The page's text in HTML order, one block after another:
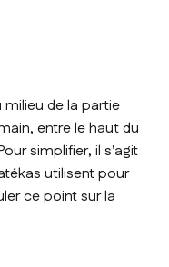
milieu de la partie
entre le haut du
simplifier, il s’agit
utilisent pour
ce point sur la